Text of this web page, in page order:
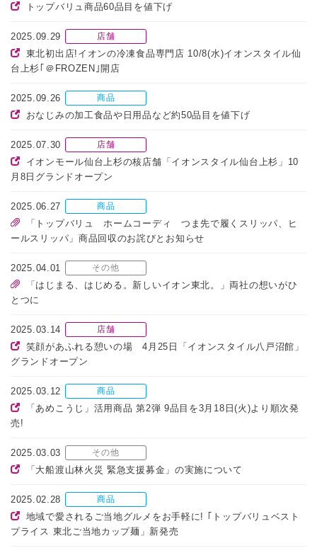
トップバリュ商品60品目を値下げ
2025.09.29 店舗
東北初出店!イオンの冷凍食品専門店 10/8(水)イオンスタイル仙
台上杉｢＠FROZEN｣開店
2025.09.26 商品
おなじみの加工食品や日用品など約50品目を値下げ
2025.07.30 店舗
イオンモール仙台上杉の核店舗「イオンスタイル仙台上杉」10
月8日グランドオープン
2025.06.27 商品
「トップバリュ ホームコーディ つま先で履くスリッパ、ヒ
ールスリッパ」商品回収のお詫びとお知らせ
2025.04.01 その他
「はじまる、はじめる。新しいイオン東北。」両社の想いがひ
とつに
2025.03.14 店舗
笑顔があふれる憩いの場 4月25日「イオンスタイル八戸沼館」
グランドオープン
2025.03.12 商品
「あめこうじ」活用商品 第2弾 9品目を3月18日(火)より順次発
売!
2025.03.03 その他
「大船渡山林火災 緊急支援募金」の実施について
2025.02.28 商品
地域で愛されるご当地グルメをお手軽に! ｢トップバリュベスト
プライス 東北ご当地カップ麺」新発売